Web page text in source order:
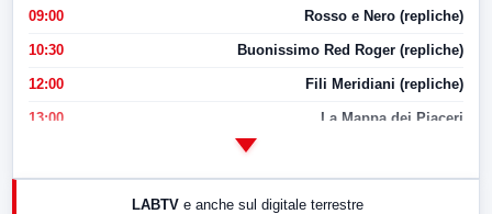
09:00 Rosso e Nero (repliche)
10:30 Buonissimo Red Roger (repliche)
12:00 Fili Meridiani (repliche)
13:00 La Mappa dei Piaceri
17:00 LabNews (replica)
LABTV e anche sul digitale terrestre